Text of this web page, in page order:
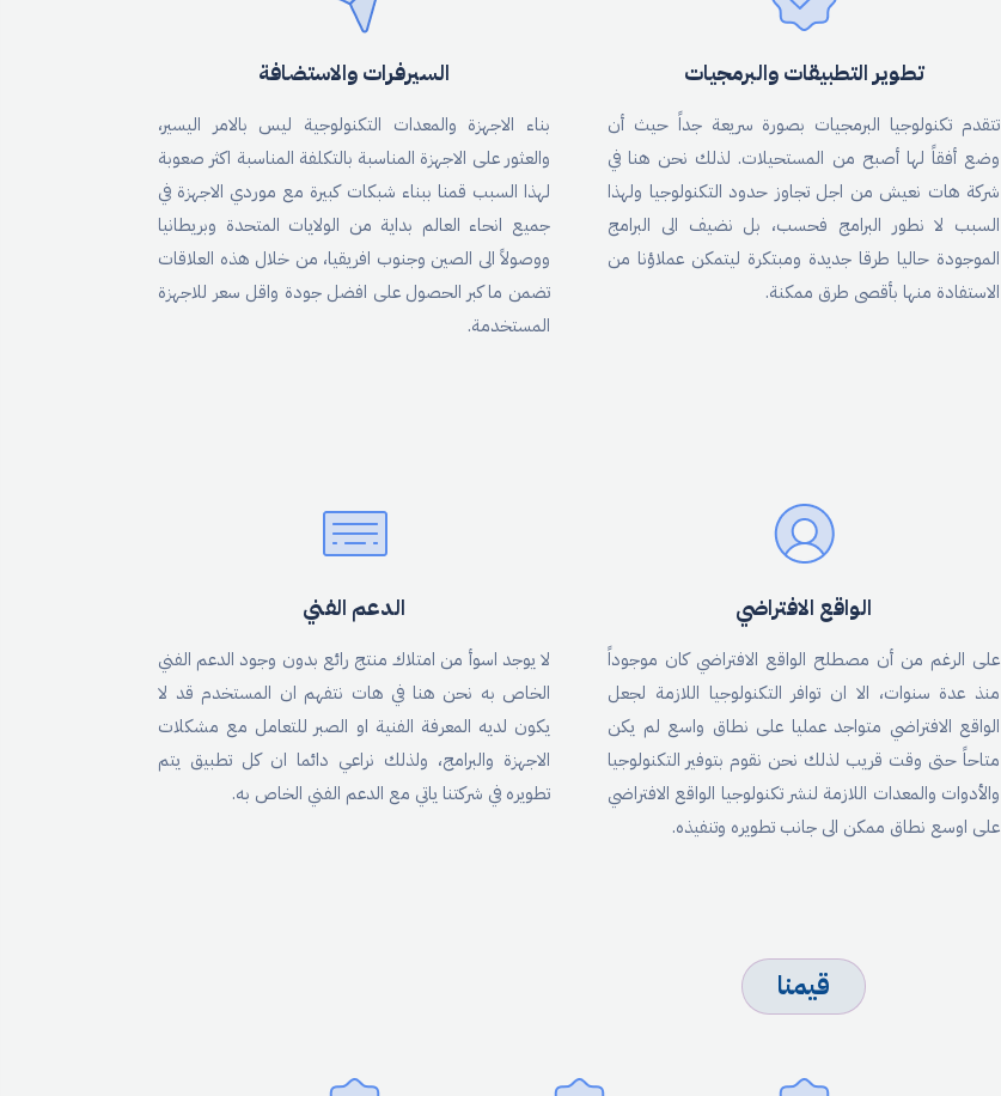
تطوير التطبيقات والبرمجيات
تتقدم تكنولوجيا البرمجيات بصورة سريعة جداً حيث أن
وضع أفقاً لها أصبح من المستحيلات. لذلك نحن هنا في
شركة هات نعيش من اجل تجاوز حدود التكنولوجيا ولهذا
السبب لا نطور البرامج فحسب، بل نضيف الى البرامج
الموجودة حاليا طرقا جديدة ومبتكرة ليتمكن عملاؤنا من
الاستفادة منها بأقصى طرق ممكنة.
السيرفرات والاستضافة
بناء الاجهزة والمعدات التكنولوجية ليس بالامر اليسير،
والعثور على الاجهزة المناسبة بالتكلفة المناسبة اكثر صعوبة
لهذا السبب قمنا ببناء شبكات كبيرة مع موردي الاجهزة في
جميع انحاء العالم بداية من الولايات المتحدة وبريطانيا
ووصولاً الى الصين وجنوب افريقيا، من خلال هذه العلاقات
تضمن ما كبر الحصول على افضل جودة واقل سعر للاجهزة
المستخدمة.
الواقع الافتراضي
على الرغم من أن مصطلح الواقع الافتراضي كان موجوداً
منذ عدة سنوات، الا ان توافر التكنولوجيا اللازمة لجعل
الواقع الافتراضي متواجد عمليا على نطاق واسع لم يكن
متاحاً حتى وقت قريب لذلك نحن نقوم بتوفير التكنولوجيا
والأدوات والمعدات اللازمة لنشر تكنولوجيا الواقع الافتراضي
على اوسع نطاق ممكن الى جانب تطويره وتنفيذه.
الدعم الفني
لا يوجد اسوأ من امتلاك منتج رائع بدون وجود الدعم الفني
الخاص به نحن هنا في هات نتفهم ان المستخدم قد لا
يكون لديه المعرفة الفنية او الصبر للتعامل مع مشكلات
الاجهزة والبرامج، ولذلك نراعي دائما ان كل تطبيق يتم
تطويره في شركتنا ياتي مع الدعم الفني الخاص به.
قيمنا